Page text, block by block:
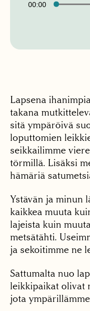
00:00
Lapsena
takana
sitä ympäröivä
loputtomien
seikkailimme
törmillä. Lisäksi
hämäriä
Ystävän ja minun
kaikkea muuta
lajeista kuin
metsätähti.
ja sekoitimme ne
Sattumalta nuo
leikkipaikat olivat
jota